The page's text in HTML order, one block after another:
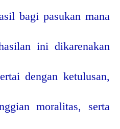
bagi pasukan mana
ini dikarenakan
dengan ketulusan,
moralitas, serta